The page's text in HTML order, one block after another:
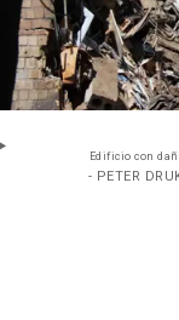
Edificio con
- PETER